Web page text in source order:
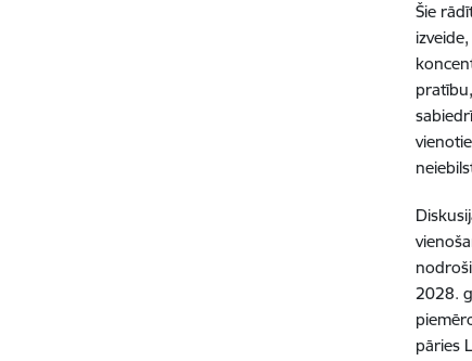
Šie
2028.
pāries